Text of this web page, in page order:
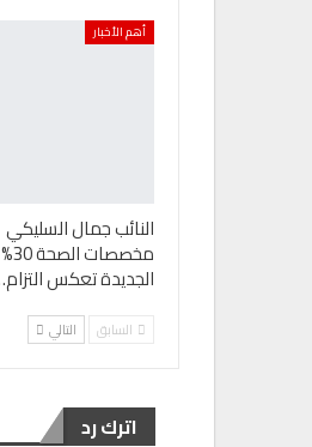
أهم الأخبار
النائب جمال السليكي
الجديدة تعكس
السابق التالي
اترك رد